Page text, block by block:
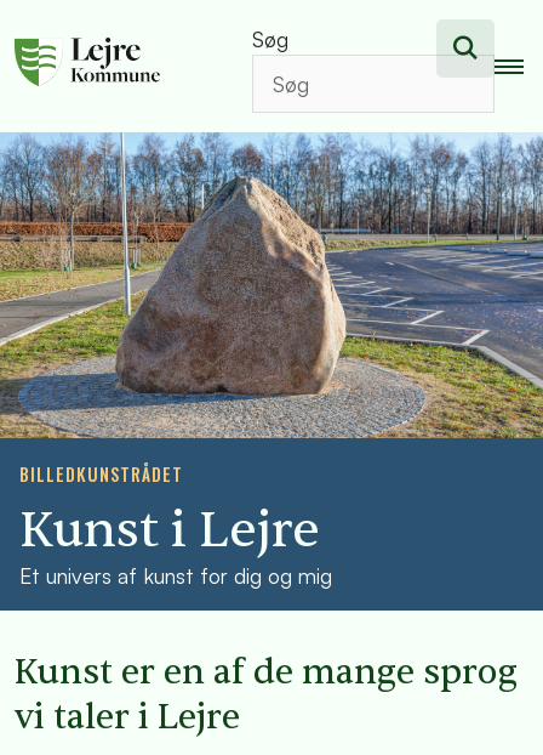
Søg
BILLEDKUNSTRÅDET
Kunst i Lejre
Et univers af kunst for dig og mig
Kunst er en af de mange sprog
vi taler i Lejre